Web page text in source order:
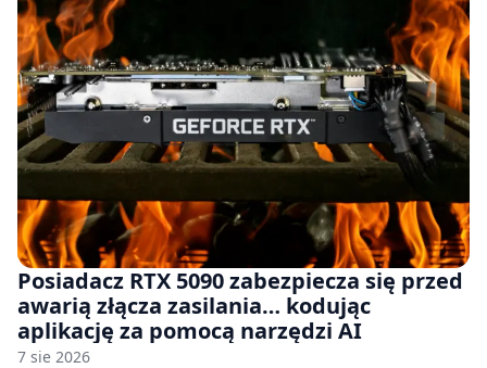
Posiadacz RTX 5090 zabezpiecza się przed
awarią złącza zasilania… kodując
aplikację za pomocą narzędzi AI
7 sie 2026